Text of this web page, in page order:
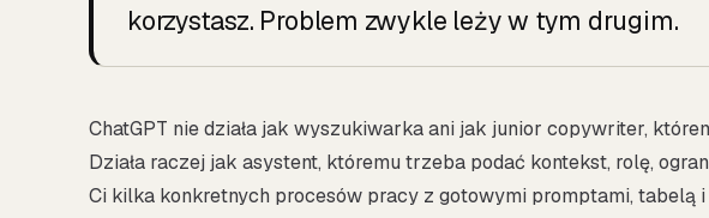
korzystasz. Problem zwykle leży w tym drugim.
ChatGPT nie działa jak wyszukiwarka ani jak junior copywriter,
Działa raczej jak asystent, któremu trzeba podać kontekst, rolę,
Ci kilka konkretnych procesów pracy z gotowymi promptami, tabelą